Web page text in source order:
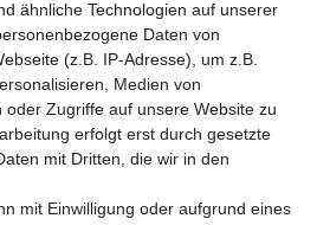
ähnliche Technologien auf unserer
Daten von
(z.B. IP-Adresse), um z.B.
Medien von
Zugriffe auf unsere Website zu
erfolgt erst durch gesetzte
mit Dritten, die wir in den
mit Einwilligung oder aufgrund eines